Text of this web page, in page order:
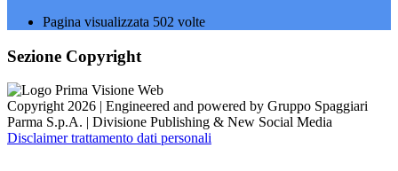
Pagina visualizzata 502 volte
Sezione Copyright
Copyright 2026 | Engineered and powered by Gruppo Spaggiari
Parma S.p.A. | Divisione Publishing & New Social Media
Disclaimer trattamento dati personali